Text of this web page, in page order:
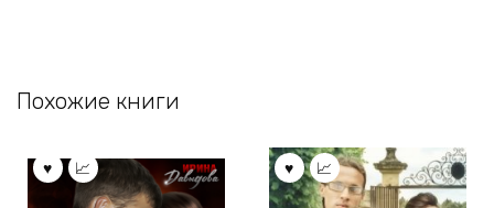
Похожие книги